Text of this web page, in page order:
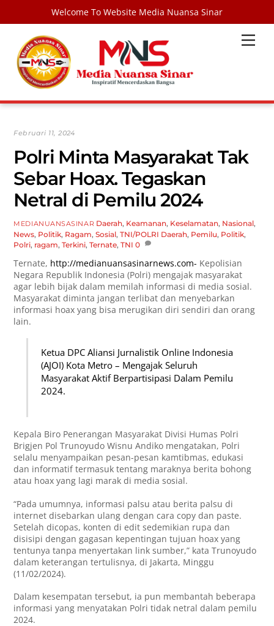
Welcome To Website Media Nuansa Sinar
content
Februari 11, 2024
Polri Minta Masyarakat Tak
Sebar Hoax. Tegaskan
Netral di Pemilu 2024
MEDIANUANSASINAR Daerah, Keamanan, Keselamatan, Nasional,
News, Politik, Ragam,Sosial,TNI/POLRI Daerah, Pemilu, Politik,
Polri, ragam,Terkini,Ternate,TNI 0
Ternate, http://medianuansasinarnews.com- Kepolisian
Negara Republik Indonesia (Polri) mengajak masyarakat
agar lebih bijak dalam memilah informasi di media sosial.
Masyarakat diminta jangan terlibat dan menyebarkan
informasi hoax yang bisa merugikan diri sendiri dan orang
lain.
Ketua DPC Aliansi Jurnalistik Online Indonesia
(AJOI) Kota Metro – Mengajak Seluruh
Masyarakat Aktif Berpartisipasi Dalam Pemilu
2024.
Kepala Biro Penerangan Masyarakat Divisi Humas Polri
Brigjen Pol Trunoyudo Wisnu Andiko mengatakan, Polri
selalu menyampaikan pesan-pesan kamtibmas, edukasi
dan informatif termasuk tentang maraknya berita bohong
atau hoax yang lagi marak di media sosial.
“Pada umumnya, informasi palsu atau berita palsu di
internet disebarkan ulang dengan cara copy dan paste.
Setelah dicopas, konten di edit sedemikian rupa dan
disisipi dengan gagasan kepentingan tujuan hoax yang
tentunya tanpa menyertakan link sumber,” kata Trunoyudo
dalam keterangan tertulisnya, di Jakarta, Minggu
(11/02/2024).
Dalam kesempatan tersebut, ia pun membantah beberapa
informasi yang menyatakan Polri tidak netral dalam pemilu
2024.